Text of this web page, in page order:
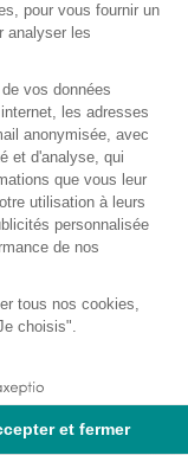
de partir en
et
exemplaires pour
portée de main.
:cliquez ici.
un pilulier
les médicaments
à l'avance